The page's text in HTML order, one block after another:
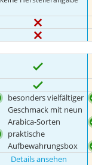
besonders vielfältiger
Geschmack mit neun
Arabica-Sorten
praktische
Aufbewahrungsbox
Details ansehen